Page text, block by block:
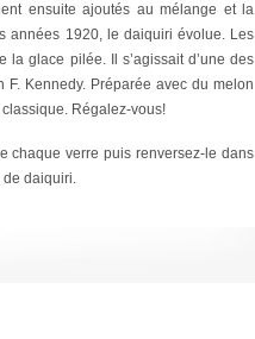
ensuite ajoutés au mélange et la
années 1920, le daiquiri évolue. Les
glace pilée. Il s’agissait d’une des
F. Kennedy. Préparée avec du melon
Régalez-vous!
chaque verre puis renversez-le dans
de daiquiri.